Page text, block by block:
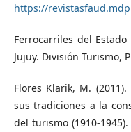
https://
Ferrocarriles del
Jujuy. División Turismo,
Flores Klarik, M.
sus tradiciones a la
del turismo (1910-